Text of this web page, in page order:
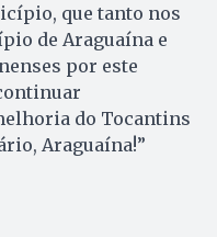
que tanto nos
de Araguaína e
por este
do Tocantins
Araguaína!”